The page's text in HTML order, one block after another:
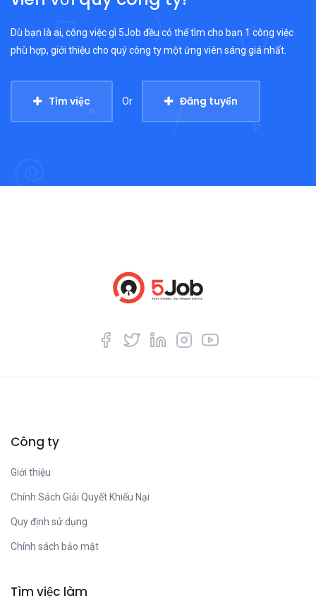
Dù bạn là ai, công việc gì 5Job đều có thể tìm cho bạn 1 công việc
phù hợp, giới thiệu cho quý công ty một ứng viên sáng giá nhất.
Tìm việc Or Đăng tuyển
Công ty
Giới thiệu
Chính Sách Giải Quyết Khiếu Nại
Quy định sử dụng
Chính sách bảo mật
Tìm việc làm